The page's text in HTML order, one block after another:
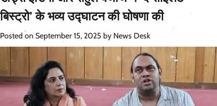
बिस्ट्रो’ के भव्य उद्घाटन की घोषणा की
Posted on September 15, 2025 by News Desk